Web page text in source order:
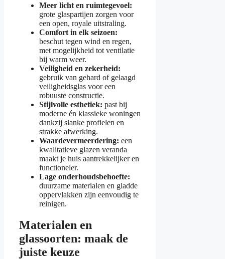
Meer licht en ruimtegevoel:
grote glaspartijen zorgen voor
een open, royale uitstraling.
Comfort in elk seizoen:
beschut tegen wind en regen,
met mogelijkheid tot ventilatie
bij warm weer.
Veiligheid en zekerheid:
gebruik van gehard of gelaagd
veiligheidsglas voor een
robuuste constructie.
Stijlvolle esthetiek: past bij
moderne én klassieke woningen
dankzij slanke profielen en
strakke afwerking.
Waardevermeerdering: een
kwalitatieve glazen veranda
maakt je huis aantrekkelijker en
functioneler.
Lage onderhoudsbehoefte:
duurzame materialen en gladde
oppervlakken zijn eenvoudig te
reinigen.
Materialen en
glassoorten: maak de
juiste keuze